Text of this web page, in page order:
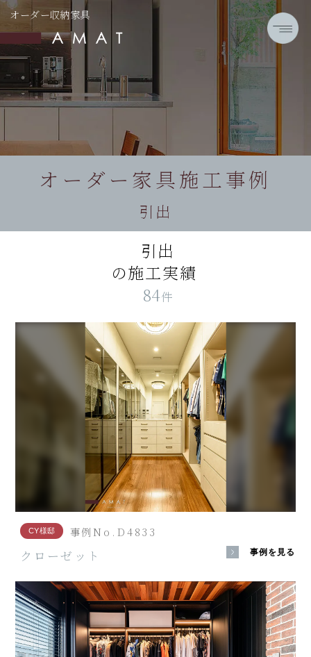
オーダー収納家具
オーダー家具施工事例
引出
引出
の施工実績
84件
CY様邸 事例No.D4833
クローゼット 事例を見る